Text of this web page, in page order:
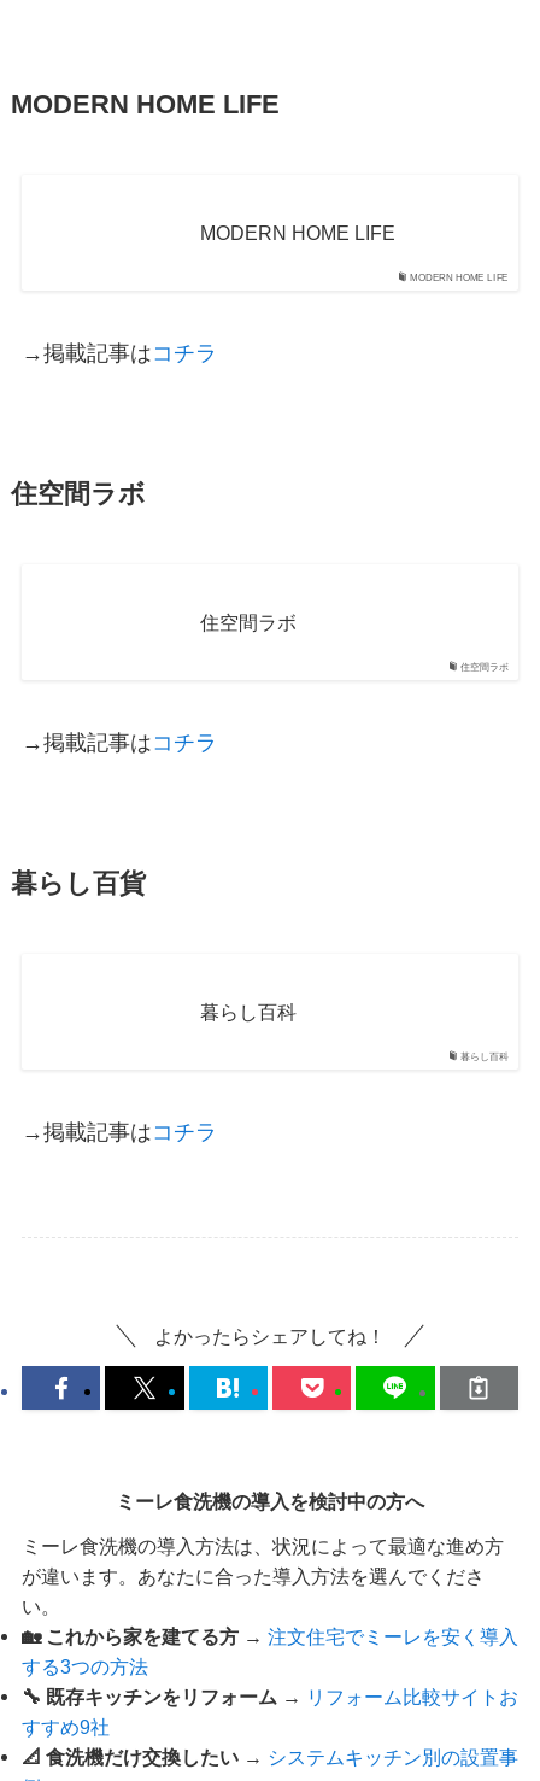
MODERN HOME LIFE
MODERN HOME LIFE
MODERN HOME LIFE
→掲載記事はコチラ
住空間ラボ
住空間ラボ
住空間ラボ
→掲載記事はコチラ
暮らし百貨
暮らし百科
暮らし百科
→掲載記事はコチラ
よかったらシェアしてね！
ミーレ食洗機の導入を検討中の方へ
ミーレ食洗機の導入方法は、状況によって最適な進め方
が違います。あなたに合った導入方法を選んでくださ
い。
🏡 これから家を建てる方→ 注文住宅でミーレを安く導入
する3つの方法
🔧 既存キッチンをリフォーム → リフォーム比較サイトお
すすめ9社
📐 食洗機だけ交換したい→ システムキッチン別の設置事